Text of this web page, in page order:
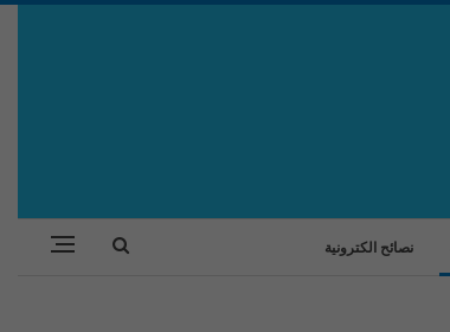
نصائح الكترونية